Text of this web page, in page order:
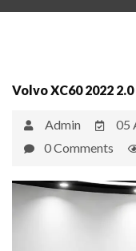
Volvo XC60 2022
Admin
05
0 Comments